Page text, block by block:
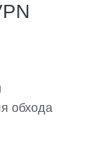
обхода